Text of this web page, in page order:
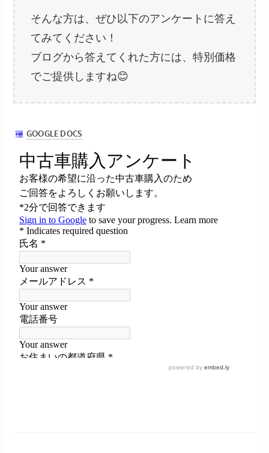
そんな方は、ぜひ以下のアンケートに答え
てみてください！
ブログから答えてくれた方には、特別価格
でご提供しますね😊